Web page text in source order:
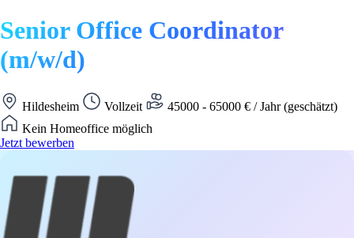
Senior Office Coordinator
(m/w/d)
Hildesheim Vollzeit
45000 - 65000 € / Jahr (geschätzt)
Kein Homeoffice möglich
Jetzt bewerben